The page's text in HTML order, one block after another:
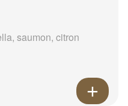
saumon, citron